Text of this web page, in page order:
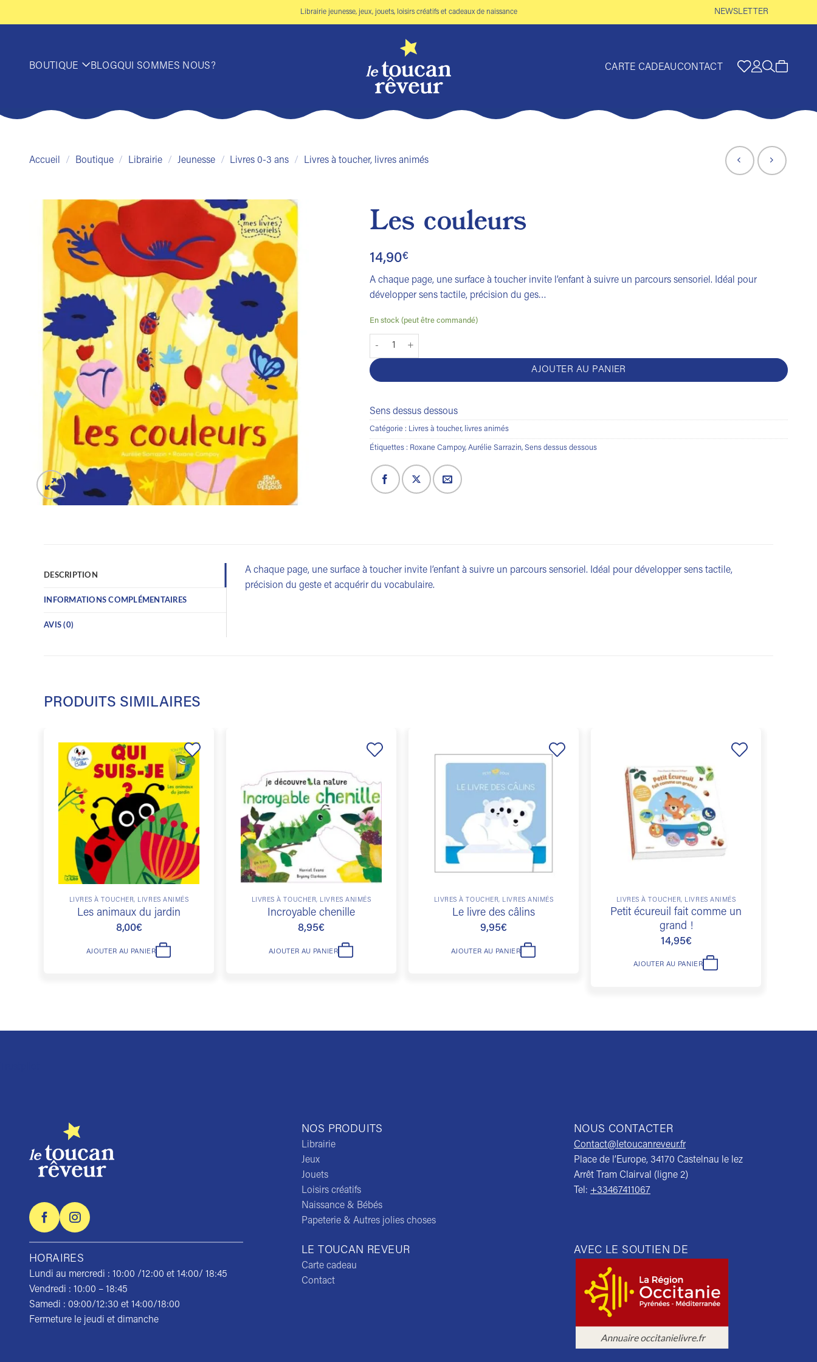
Librairie jeunesse, jeux, jouets, loisirs créatifs et cadeaux de naissance NEWSLETTER
BOUTIQUE BLOGQUI SOMMES NOUS? CARTE CADEAUCONTACT
Accueil / Boutique / Librairie / Jeunesse / Livres 0-3 ans / Livres à toucher, livres animés
Ajouter
à la liste
souhaits
Les couleurs
14,90€
A chaque page, une surface à toucher invite l’enfant à suivre un parcours sensoriel. Idéal pour
développer sens tactile, précision du ges…
En stock (peut être commandé)
quantité de Les couleurs
AJOUTER AU PANIER
Sens dessus dessous
Catégorie : Livres à toucher, livres animés
Étiquettes : Roxane Campoy, Aurélie Sarrazin, Sens dessus dessous
DESCRIPTION
INFORMATIONS COMPLÉMENTAIRES
AVIS (0)
A chaque page, une surface à toucher invite l’enfant à suivre un parcours sensoriel. Idéal pour développer sens tactile,
précision du geste et acquérir du vocabulaire.
PRODUITS SIMILAIRES
Ajouter
à la
souhaits
LIVRES À TOUCHER, LIVRES ANIMÉS
Les animaux du jardin
8,00€
AJOUTER AU PANIER
liste de
souhaits
LIVRES À TOUCHER, LIVRES ANIMÉS
Incroyable chenille
8,95€
AJOUTER AU PANIER
Ajouter
LIVRES À TOUCHER, LIVRES ANIMÉS
Le livre des câlins
9,95€
AJOUTER AU PANIER
LIVRES À TOUCHER, LIVRES ANIMÉS
Petit écureuil fait comme un
grand !
14,95€
AJOUTER AU PANIER
NOS PRODUITS
Librairie
Jeux
Jouets
Loisirs créatifs
Naissance & Bébés
Papeterie & Autres jolies choses
NOUS CONTACTER
Contact@letoucanreveur.fr
Place de l’Europe, 34170 Castelnau le lez
Arrêt Tram Clairval (ligne 2)
Tel: +33467411067
HORAIRES
Lundi au mercredi : 10:00 /12:00 et 14:00/ 18:45
Vendredi : 10:00 – 18:45
Samedi : 09:00/12:30 et 14:00/18:00
Fermeture le jeudi et dimanche
LE TOUCAN REVEUR
Carte cadeau
Contact
AVEC LE SOUTIEN DE